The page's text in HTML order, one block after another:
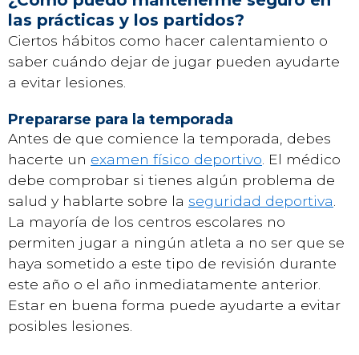
las prácticas y los partidos?
Ciertos hábitos como hacer calentamiento o
saber cuándo dejar de jugar pueden ayudarte
a evitar lesiones.
Prepararse para la temporada
Antes de que comience la temporada, debes
hacerte un examen físico deportivo . El médico
debe comprobar si tienes algún problema de
salud y hablarte sobre la seguridad deportiva
La mayoría de los centros escolares no
permiten jugar a ningún atleta a no ser que se
haya sometido a este tipo de revisión durante
este año o el año inmediatamente anterior.
Estar en buena forma puede ayudarte a evitar
posibles lesiones.